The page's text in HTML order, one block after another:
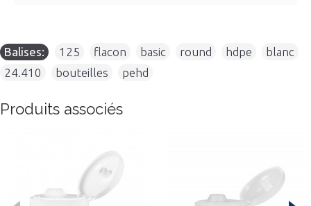
Balises: 125 flacon basic round hdpe blanc
24.410
bouteilles pehd
Produits associés